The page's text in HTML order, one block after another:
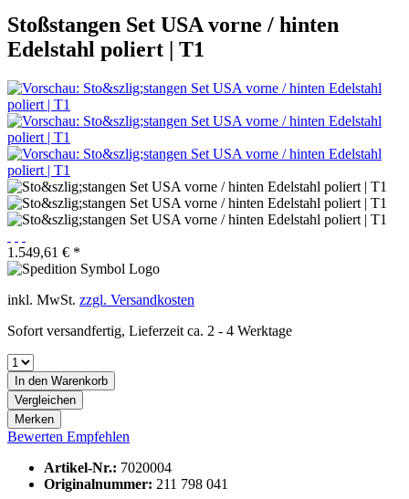
Stoßstangen Set USA vorne / hinten
Edelstahl poliert | T1
1.549,61 € *
inkl. MwSt. zzgl. Versandkosten
Sofort versandfertig, Lieferzeit ca. 2 - 4 Werktage
In den Warenkorb
Vergleichen
Merken
Bewerten Empfehlen
Artikel-Nr.: 7020004
Originalnummer: 211 798 041